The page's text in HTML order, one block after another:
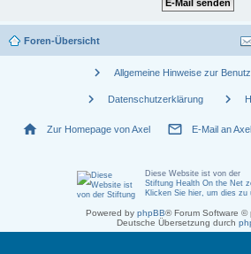
Foren-Übersicht
chevron_right Allgemeine Hinweise zur
chevron_right Datenschutzerklärung chevron_right
home Zur Homepage von Axel mail_outline E-Mail an Axel
Diese Website ist von der
Stiftung Health On the Net
Klicken Sie hier, um dies zu
Powered by phpBB® Forum Software ©
Deutsche Übersetzung durch